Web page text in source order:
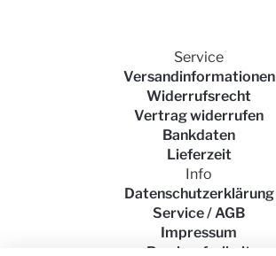
Service
Versandinformationen
Widerrufsrecht
Vertrag widerrufen
Bankdaten
Lieferzeit
Info
Datenschutzerklärung
Service / AGB
Impressum
Barrierefreiheit